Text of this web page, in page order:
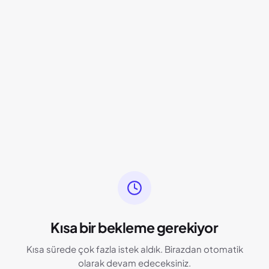
Kısa bir bekleme gerekiyor
Kısa sürede çok fazla istek aldık. Birazdan otomatik
olarak devam edeceksiniz.